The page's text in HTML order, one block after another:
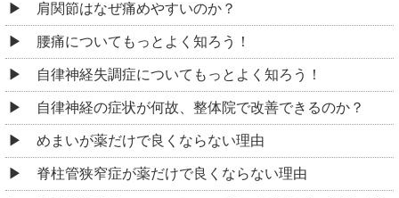
肩関節はなぜ痛めやすいのか？
腰痛についてもっとよく知ろう！
自律神経失調症についてもっとよく知ろう！
自律神経の症状が何故、整体院で改善できるのか？
めまいが薬だけで良くならない理由
脊柱管狭窄症が薬だけで良くならない理由